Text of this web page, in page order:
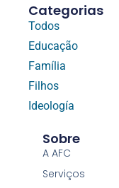
Categorias
Todos
Educação
Família
Filhos
Ideología
Sobre
A AFC
Serviços